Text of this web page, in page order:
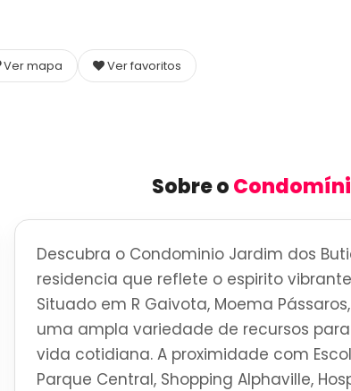
Ver mapa Ver favoritos
Sobre o
Descubra o Condominio Jardim dos
residencia que reflete o espirito
Situado em R Gaivota, Moema
uma ampla variedade de recursos
vida cotidiana. A proximidade com
Parque Central, Shopping Alphaville,